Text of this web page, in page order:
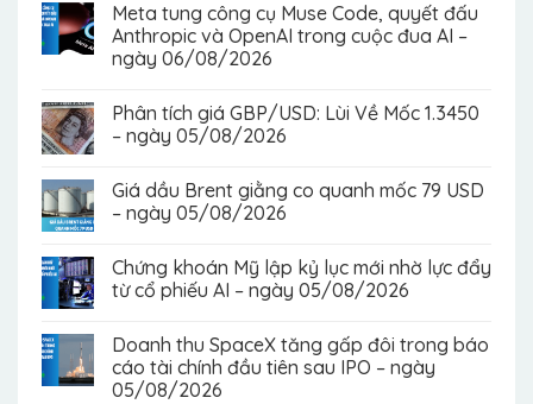
Meta tung công cụ Muse Code, quyết đấu
Anthropic và OpenAI trong cuộc đua AI –
ngày 06/08/2026
Phân tích giá GBP/USD: Lùi Về Mốc 1.3450
– ngày 05/08/2026
Giá dầu Brent giằng co quanh mốc 79 USD
– ngày 05/08/2026
Chứng khoán Mỹ lập kỷ lục mới nhờ lực đẩy
từ cổ phiếu AI – ngày 05/08/2026
Doanh thu SpaceX tăng gấp đôi trong báo
cáo tài chính đầu tiên sau IPO – ngày
05/08/2026